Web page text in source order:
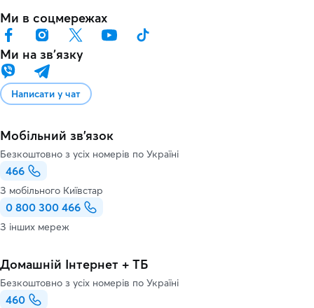
Ми в соцмережах
Ми на звʼязку
Написати у чат
Мобільний зв'язок
Безкоштовно з усіх номерів по Україні
466
З мобільного Київстар
0 800 300 466
З інших мереж
Домашній Інтернет + ТБ
Безкоштовно з усіх номерів по Україні
460